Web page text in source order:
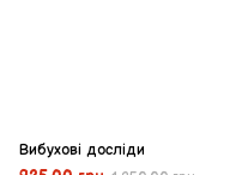
Вибухові досліди